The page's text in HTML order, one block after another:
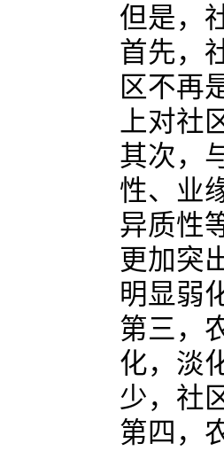
但是，
首先，
区不再
上对
其次，
性、业
异质性
更加突
明显弱
第三，
化，淡
少，社
第四，